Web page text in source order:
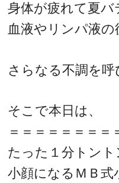
身体が疲れて夏バ
血液やリンパ液の
さらなる不調を
そこで本日は、
＝＝＝＝＝＝＝＝
たった１分トン
小顔になるＭＢ式